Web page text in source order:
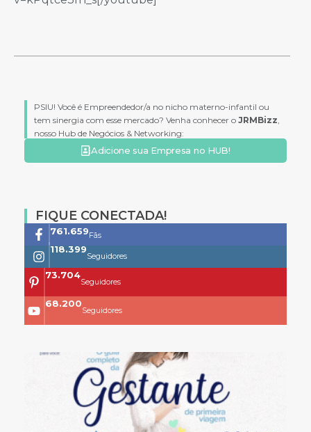
PSIU! Você é Empreendedor/a no nicho materno-infantil ou
tem sinergia com esse mercado? Venha conhecer o JRMBizz
nosso Hub de Negócios & Networking:
Adicione sua Empresa no HUB!
FIQUE CONECTADA!
761.659Fãs
118.399
Seguidores
73.704
Seguidores
68.200
Seguidores